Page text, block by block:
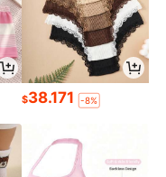
$38.171 -8%